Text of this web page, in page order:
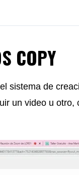
COPY
sistema de
un video u otro,